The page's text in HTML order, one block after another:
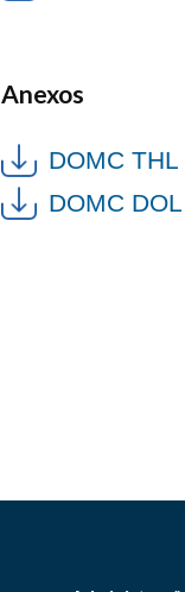
Anexos
DOMC
DOMC